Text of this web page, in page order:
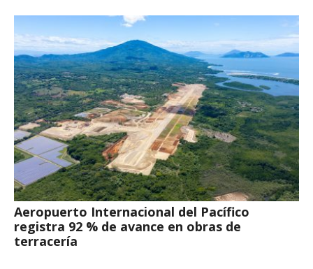
Aeropuerto Internacional del Pacífico
registra 92 % de avance en obras de
terracería